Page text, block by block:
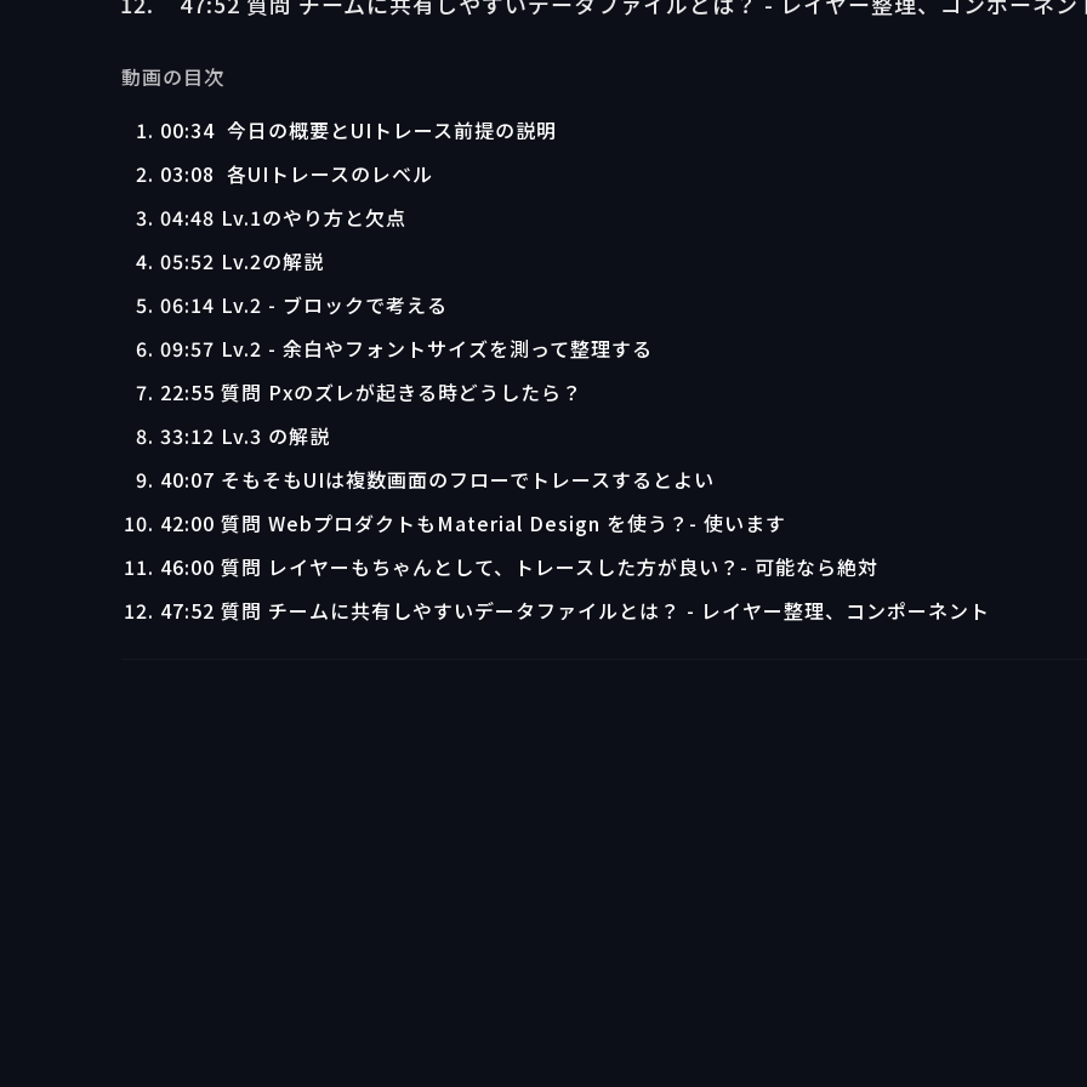
動画の目次
00:34 今日の概要とUIトレース前提の説明
03:08 各UIトレースのレベル
04:48 Lv.1のやり方と欠点
05:52 Lv.2の解説
06:14 Lv.2 - ブロックで考える
09:57 Lv.2 - 余白やフォントサイズを測って整理する
22:55 質問 Pxのズレが起きる時どうしたら？
33:12 Lv.3 の解説
40:07 そもそもUIは複数画面のフローでトレースするとよい
42:00 質問 WebプロダクトもMaterial Design を使う？- 使います
46:00 質問 レイヤーもちゃんとして、トレースした方が良い？- 可能なら絶対
47:52 質問 チームに共有しやすいデータファイルとは？ - レイヤー整理、コンポーネント